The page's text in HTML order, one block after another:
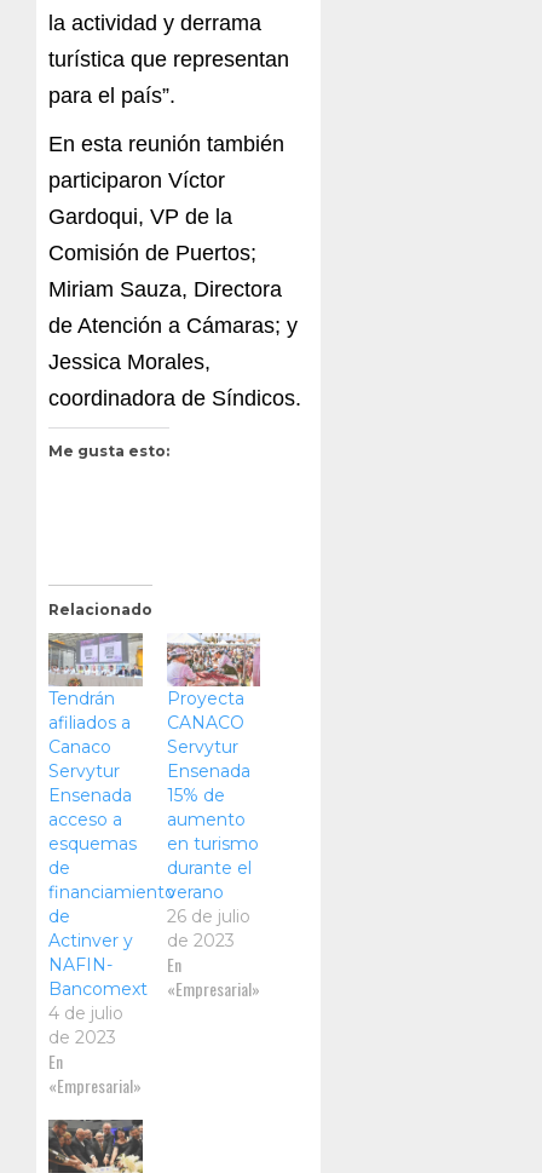
la actividad y derrama
turística que representan
para el país”.
En esta reunión también
participaron Víctor
Gardoqui, VP de la
Comisión de Puertos;
Miriam Sauza, Directora
de Atención a Cámaras; y
Jessica Morales,
coordinadora de Síndicos.
Me gusta esto:
Relacionado
Tendrán
afiliados a
Canaco
Servytur
Ensenada
acceso a
esquemas
de
financiamiento
de
Actinver y
NAFIN-
Bancomext
4 de julio
de 2023
En
«Empresarial»
Proyecta
CANACO
Servytur
Ensenada
15% de
aumento
en turismo
durante el
verano
26 de julio
de 2023
En
«Empresarial»